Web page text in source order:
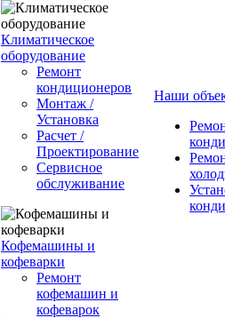
Климатическое
оборудование
Ремонт
кондиционеров
Монтаж /
Установка
Расчет /
Проектирование
Сервисное
обслуживание
Кофемашины и
кофеварки
Ремонт
кофемашин и
кофеварок
Наши